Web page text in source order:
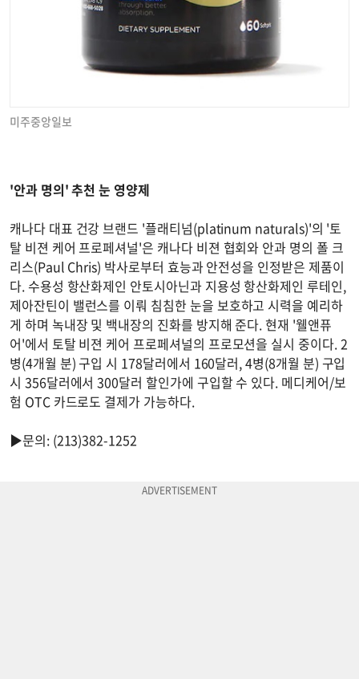
미주중앙일보
'안과 명의' 추천 눈 영양제
캐나다 대표 건강 브랜드 '플래티넘(platinum naturals)'의 '토
탈 비젼 케어 프로페셔널'은 캐나다 비젼 협회와 안과 명의 폴 크
리스(Paul Chris) 박사로부터 효능과 안전성을 인정받은 제품이
다. 수용성 항산화제인 안토시아닌과 지용성 항산화제인 루테인,
제아잔틴이 밸런스를 이뤄 침침한 눈을 보호하고 시력을 예리하
게 하며 녹내장 및 백내장의 진화를 방지해 준다. 현재 '웰앤퓨
어'에서 토탈 비젼 케어 프로페셔널의 프로모션을 실시 중이다. 2
병(4개월 분) 구입 시 178달러에서 160달러, 4병(8개월 분) 구입
시 356달러에서 300달러 할인가에 구입할 수 있다. 메디케어/보
험 OTC 카드로도 결제가 가능하다.
▶문의: (213)382-1252